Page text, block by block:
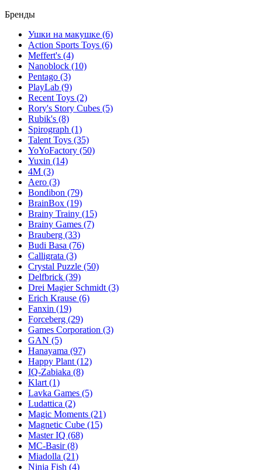
Бренды
Ушки на макушке (6)
Action Sports Toys (6)
Meffert's (4)
Nanoblock (10)
Pentago (3)
PlayLab (9)
Recent Toys (2)
Rory's Story Cubes (5)
Rubik's (8)
Spirograph (1)
Talent Toys (35)
YoYoFactory (50)
Yuxin (14)
4M (3)
Aero (3)
Bondibon (79)
BrainBox (19)
Brainy Trainy (15)
Brainy Games (7)
Brauberg (33)
Budi Basa (76)
Calligrata (3)
Crystal Puzzle (50)
Delfbrick (39)
Drei Magier Schmidt (3)
Erich Krause (6)
Fanxin (19)
Forceberg (29)
Games Corporation (3)
GAN (5)
Hanayama (97)
Happy Plant (12)
IQ-Zabiaka (8)
Klart (1)
Lavka Games (5)
Ludattica (2)
Magic Moments (21)
Magnetic Cube (15)
Master IQ (68)
MC-Basir(8)
Miadolla (21)
Ninja Fish (4)